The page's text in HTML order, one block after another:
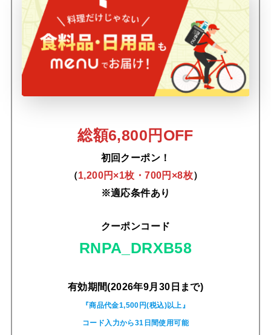
総額6,800円OFF
初回クーポン！
（1,200円×1枚・700円×8枚）
※適応条件あり
クーポンコード
RNPA_DRXB58
有効期間(2026年9月30日まで)
『商品代金1,500円(税込)以上』
コード入力から31日間使用可能